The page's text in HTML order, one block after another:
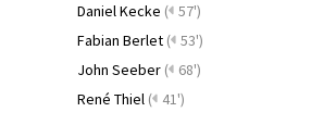
Daniel Kecke ( 57')
Fabian Berlet ( 53')
John Seeber ( 68')
René Thiel ( 41')